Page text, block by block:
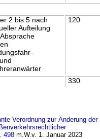
2 bis 5 nach
Aufteilung
120
330
Verordnung zur Änderung der
498 m.W.v. 1. Januar 2023